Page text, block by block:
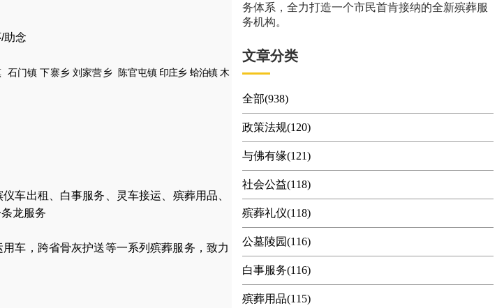
助念
石门镇 下寨乡 刘家营乡 陈官屯镇 印庄乡 蛤泊镇 木
仪车出租 白事服务 灵车接运 殡葬用品
龙服务
用车 ， 跨省骨灰护送等一系列殡葬服务， 致力
务体系，全力打造一个市民首肯接纳的全新殡葬服
务机构。
文章分类
全部(938)
政策法规(120)
与佛有缘(121)
社会公益(118)
殡葬礼仪(118)
公墓陵园(116)
白事服务(116)
殡葬用品(115)